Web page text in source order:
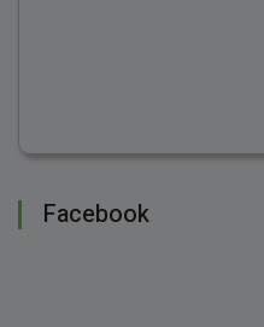
Facebook